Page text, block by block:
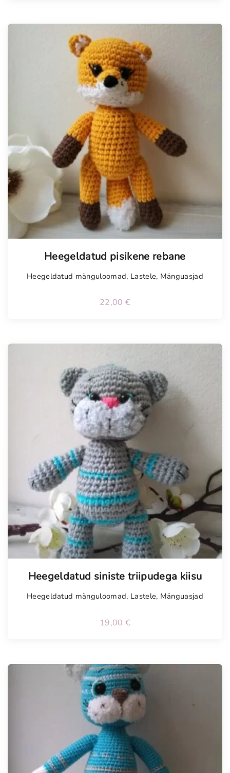
Heegeldatud pisikene rebane
Heegeldatud mänguloomad, Lastele, Mänguasjad
22,00 €
Heegeldatud siniste triipudega kiisu
Heegeldatud mänguloomad, Lastele, Mänguasjad
19,00 €